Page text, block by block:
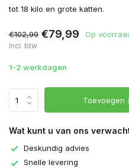
tot 18 kilo en grote katten.
€102,99 €79,99 Op
Incl. btw
1-2 werkdagen
Toevoegen
Wat kunt u van ons
Deskundig advies
Snelle levering